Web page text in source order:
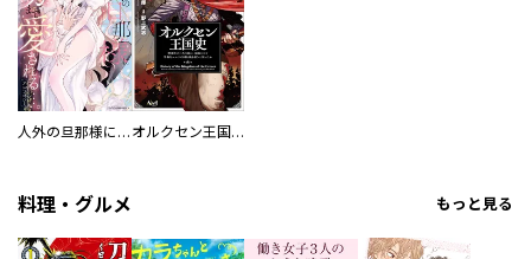
人外の旦那様に娶られ毎晩ナカまで愛される…。アンソロジー オルクセン王国史
料理・グルメ もっと見る